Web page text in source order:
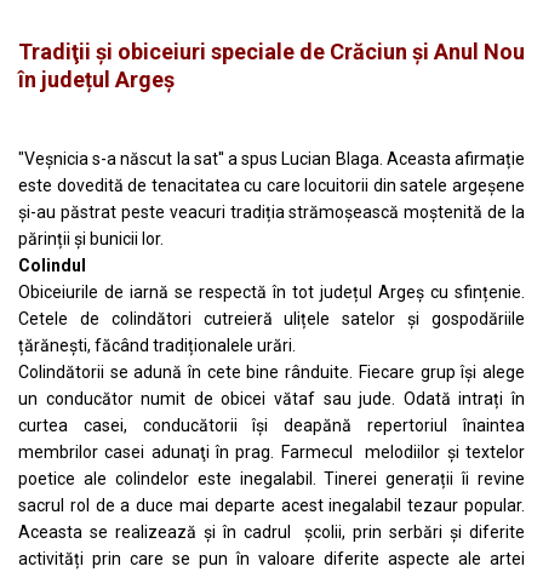
Tradiţii şi obiceiuri speciale de Crăciun şi Anul Nou
în județul Argeș
"Veșnicia s-a născut la sat'' a spus Lucian Blaga. Aceasta afirmație
este dovedită de tenacitatea cu care locuitorii din satele argeșene
și-au păstrat peste veacuri tradiția strămoșească moștenită de la
părinții și bunicii lor.
Colindul
Obiceiurile de iarnă se respectă în tot județul Argeș cu sfințenie.
Cetele de colindători cutreieră ulițele satelor și gospodăriile
țărănești, făcând tradiționalele urări.
Colindătorii se adună în cete bine rânduite. Fiecare grup își alege
un conducător numit de obicei vătaf sau jude. Odată intrați în
curtea casei, conducătorii își deapănă repertoriul înaintea
membrilor casei adunaţi în prag. Farmecul melodiilor și textelor
poetice ale colindelor este inegalabil. Tinerei generații îi revine
sacrul rol de a duce mai departe acest inegalabil tezaur popular.
Aceasta se realizează și în cadrul școlii, prin serbări și diferite
activități prin care se pun în valoare diferite aspecte ale artei